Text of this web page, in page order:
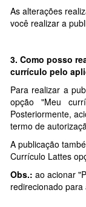
As alterações
você realizar a
3. Como posso
currículo pelo
Para realizar a
opção "Meu
Posteriormente,
termo de
A publicação
Currículo Lattes
Obs.: ao acionar
redirecionado para